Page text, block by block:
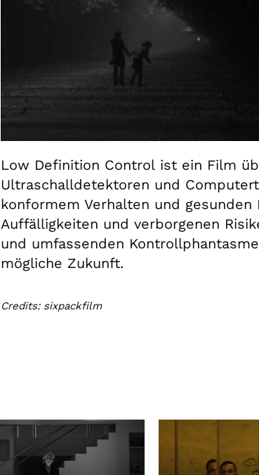
Low Definition Control ist ein Film
Ultraschalldetektoren und
konformem Verhalten und gesunden
Auffälligkeiten und verborgenen
und umfassenden
mögliche Zukunft.
Credits: sixpackfilm